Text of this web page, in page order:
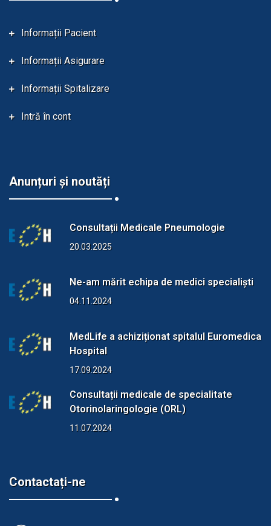
Informații Pacient
Informații Asigurare
Informații Spitalizare
Intră în cont
Anunțuri și noutăți
Consultații Medicale Pneumologie
20.03.2025
Ne-am mărit echipa de medici specialiști
04.11.2024
MedLife a achiziționat spitalul Euromedica
Hospital
17.09.2024
Consultații medicale de specialitate
Otorinolaringologie (ORL)
11.07.2024
Contactați-ne